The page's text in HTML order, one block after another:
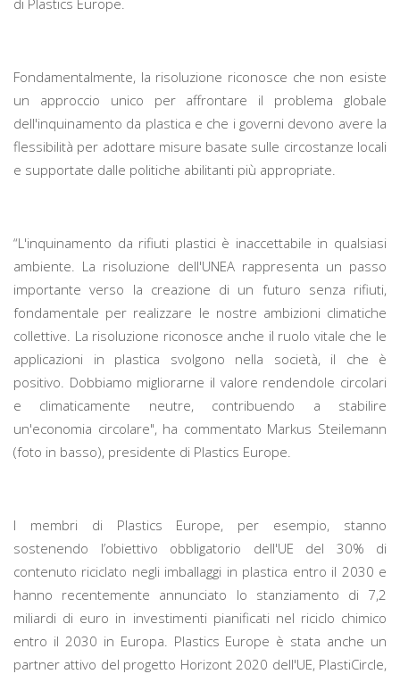
Fondamentalmente, la risoluzione riconosce che non esiste
un approccio unico per affrontare il problema globale
dell'inquinamento da plastica e che i governi devono avere la
flessibilità per adottare misure basate sulle circostanze locali
e supportate dalle politiche abilitanti più appropriate.
“L'inquinamento da rifiuti plastici è inaccettabile in qualsiasi
ambiente. La risoluzione dell'UNEA rappresenta un passo
importante verso la creazione di un futuro senza rifiuti,
fondamentale per realizzare le nostre ambizioni climatiche
collettive. La risoluzione riconosce anche il ruolo vitale che le
applicazioni in plastica svolgono nella società, il che è
positivo. Dobbiamo migliorarne il valore rendendole circolari
e climaticamente neutre, contribuendo a stabilire
un'economia circolare", ha commentato Markus Steilemann
(foto in basso), presidente di Plastics Europe.
I membri di Plastics Europe, per esempio, stanno
sostenendo l’obiettivo obbligatorio dell'UE del 30% di
contenuto riciclato negli imballaggi in plastica entro il 2030 e
hanno recentemente annunciato lo stanziamento di 7,2
miliardi di euro in investimenti pianificati nel riciclo chimico
entro il 2030 in Europa. Plastics Europe è stata anche un
partner attivo del progetto Horizont 2020 dell'UE, PlastiCircle,